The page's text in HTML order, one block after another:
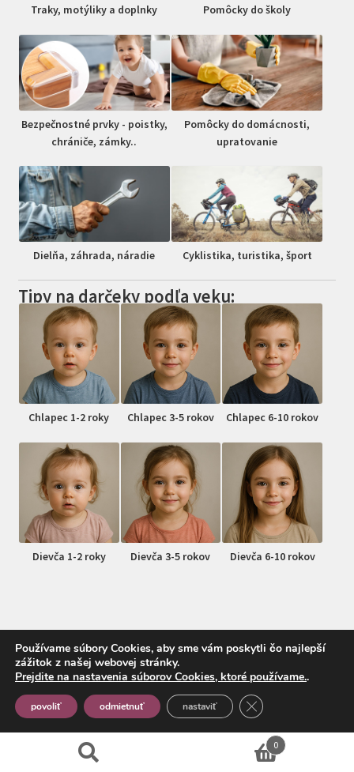
Traky, motýliky a doplnky Pomôcky do školy
Bezpečnostné prvky - poistky,
chrániče, zámky..
Pomôcky do domácnosti,
upratovanie
Dielňa, záhrada, náradie Cyklistika, turistika, šport
Tipy na darčeky podľa veku:
Chlapec 1-2 roky Chlapec 3-5 rokov Chlapec 6-10 rokov
Dievča 1-2 roky Dievča 3-5 rokov Dievča 6-10 rokov
© MojDrobec.sk 2026
0
Používame súbory Cookies, aby sme vám poskytli čo najlepší
zážitok z našej webovej stránky.
Prejdite na nastavenia súborov Cookies, ktoré používame..
povoliť odmietnuť nastaviť Close GDPR